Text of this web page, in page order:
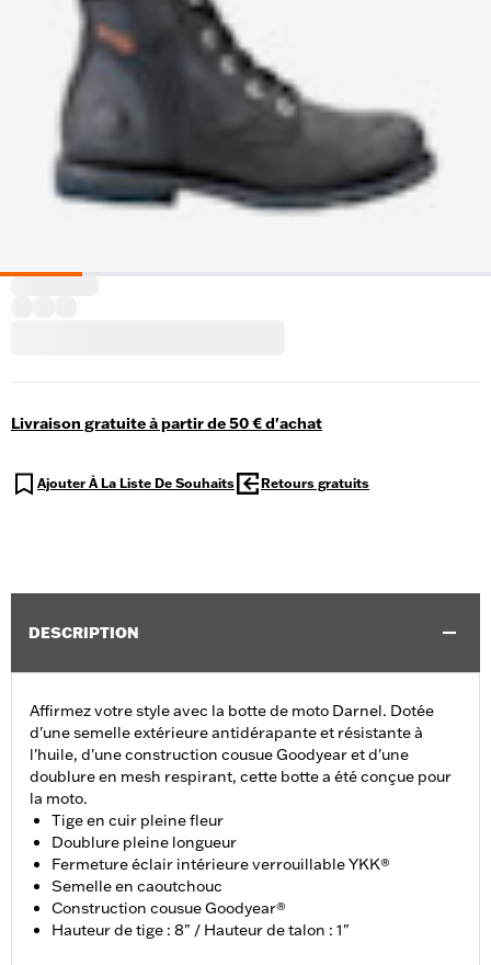
Livraison gratuite à partir de 50 € d'achat
Ajouter À La Liste De Souhaits Retours gratuits
DESCRIPTION
Affirmez votre style avec la botte de moto Darnel. Dotée
d'une semelle extérieure antidérapante et résistante à
l'huile, d'une construction cousue Goodyear et d'une
doublure en mesh respirant, cette botte a été conçue pour
la moto.
Tige en cuir pleine fleur
Doublure pleine longueur
Fermeture éclair intérieure verrouillable YKK®
Semelle en caoutchouc
Construction cousue Goodyear®
Hauteur de tige : 8" / Hauteur de talon : 1"